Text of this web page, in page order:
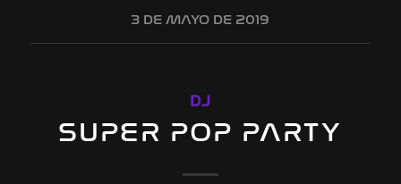
3 DE MAYO DE 2019
DJ
SUPER POP PARTY